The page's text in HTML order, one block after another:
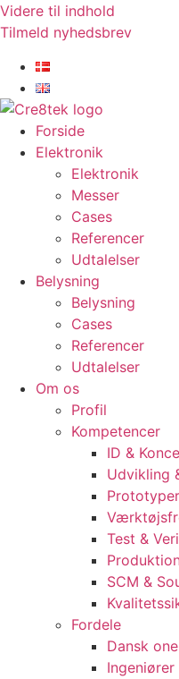
Videre til indhold
Tilmeld nyhedsbrev
Forside
Elektronik
Elektronik
Messer
Cases
Referencer
Udtalelser
Belysning
Belysning
Cases
Referencer
Udtalelser
Om os
Profil
Kompetencer
ID &
Udvikling
Prototyper
Test &
SCM &
Fordele
Dansk